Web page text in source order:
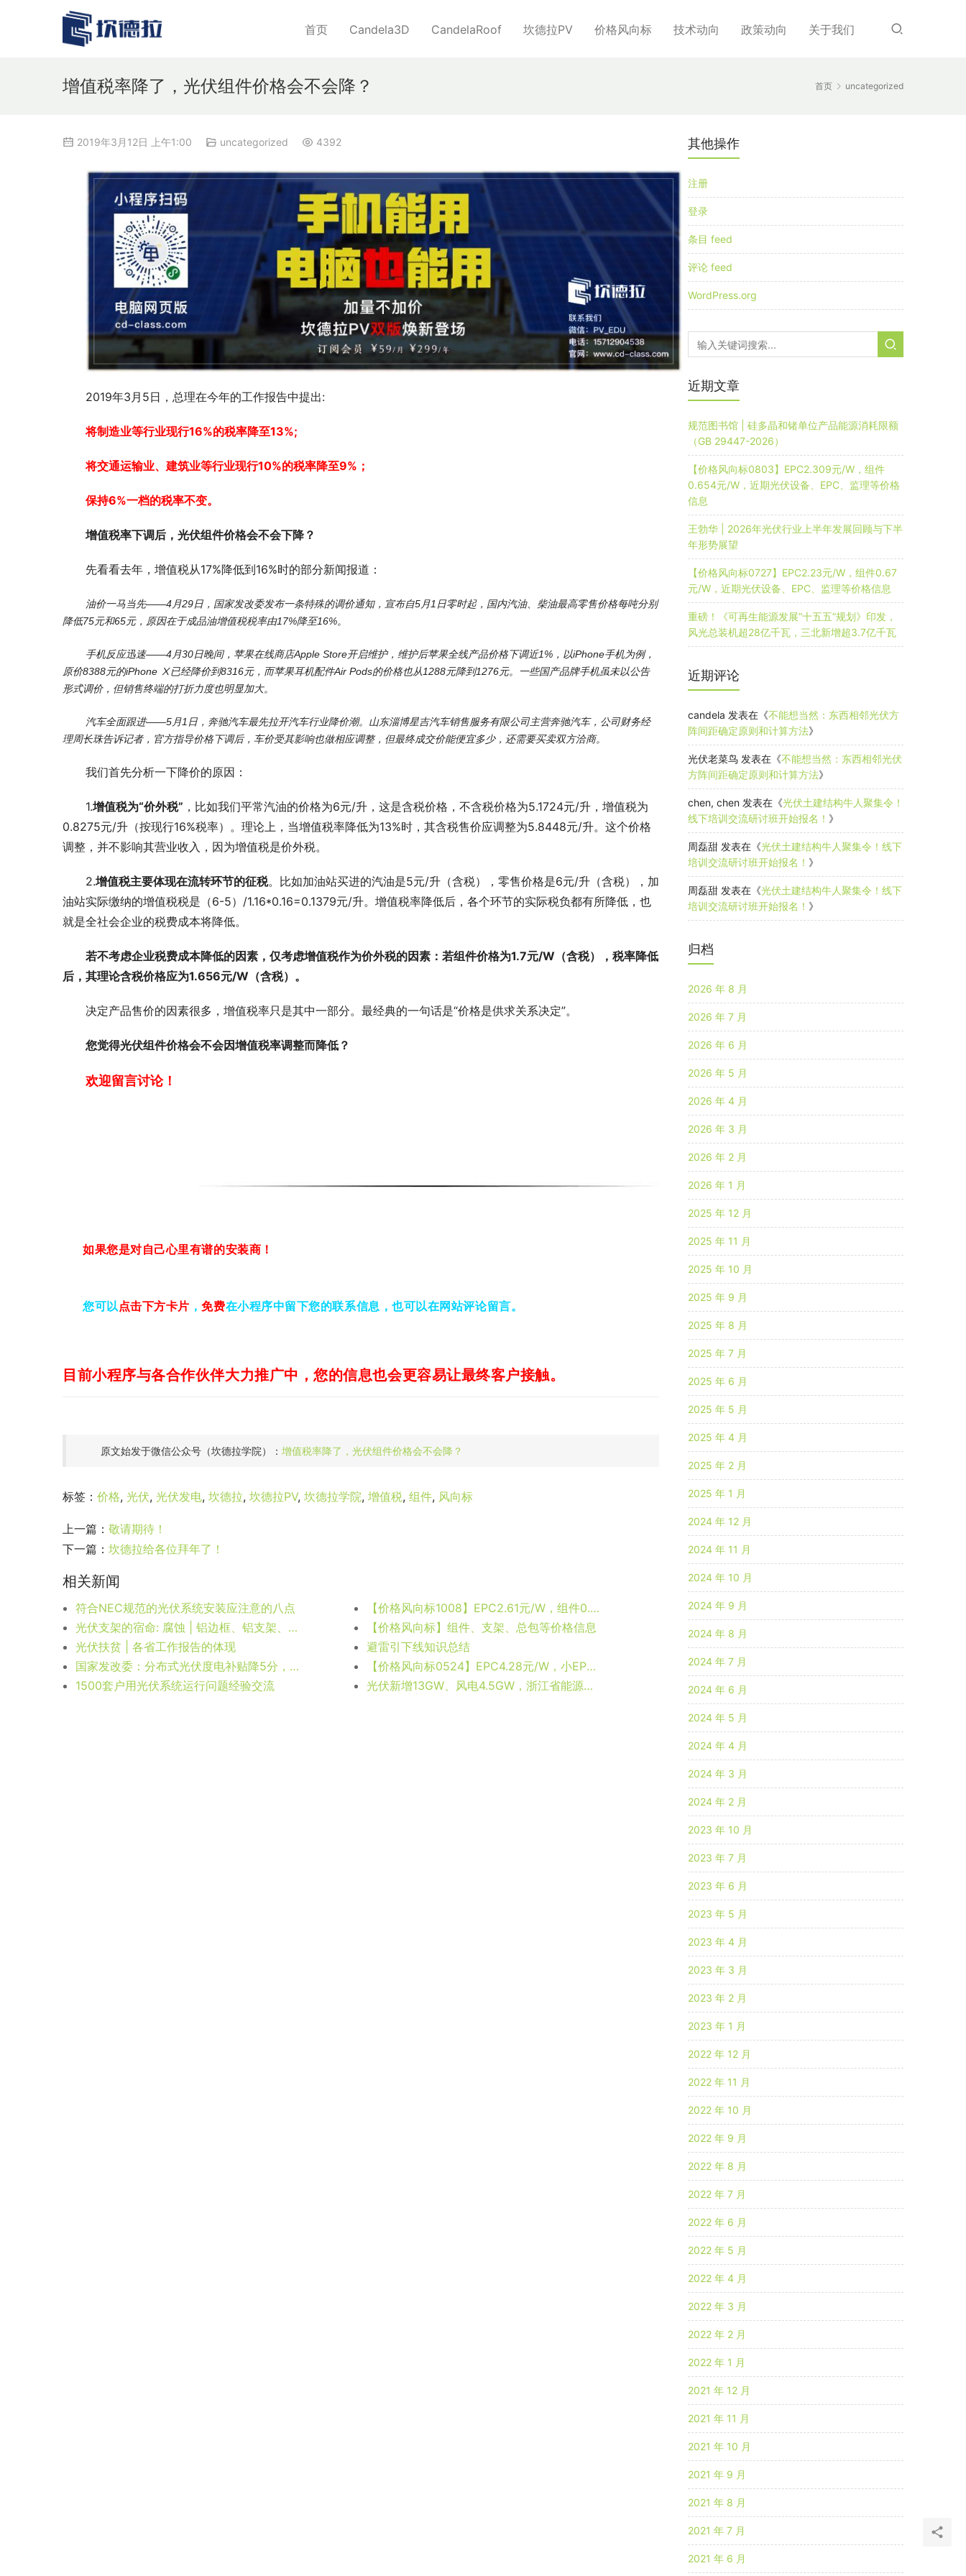
首页 Candela3D CandelaRoof 坎德拉PV 价格风向标 技术动向 政策动向 关于我们
首页 uncategorized
增值税率降了，光伏组件价格会不会降？
2019年3月12日 上午1:00 uncategorized 4392
2019年3月5日，总理在今年的工作报告中提出:
将制造业等行业现行16%的税率降至13%;
将交通运输业、建筑业等行业现行10%的税率降至9%；
保持6%一档的税率不变。
增值税率下调后，光伏组件价格会不会下降？
先看看去年，增值税从17%降低到16%时的部分新闻报道：
油价一马当先——4月29日，国家发改委发布一条特殊的调价通知，宣布自5月1日零时起，国内汽油、柴油最高零售价格每吨分别
降低75元和65元，原因在于成品油增值税税率由17%降至16%。
手机反应迅速——4月30日晚间，苹果在线商店Apple Store开启维护，维护后苹果全线产品价格下调近1%，以iPhone手机为例，
原价8388元的iPhone Ⅹ已经降价到8316元，而苹果耳机配件Air Pods的价格也从1288元降到1276元。一些国产品牌手机虽未以公告
形式调价，但销售终端的打折力度也明显加大。
汽车全面跟进——5月1日，奔驰汽车最先拉开汽车行业降价潮。山东淄博星吉汽车销售服务有限公司主营奔驰汽车，公司财务经
理周长珠告诉记者，官方指导价格下调后，车价受其影响也做相应调整，但最终成交价能便宜多少，还需要买卖双方洽商。
我们首先分析一下降价的原因：
1.增值税为“价外税” ，比如我们平常汽油的价格为6元/升，这是含税价格，不含税价格为5.1724元/升，增值税为
0.8275元/升（按现行16%税率）。理论上，当增值税率降低为13%时，其含税售价应调整为5.8448元/升。这个价格
调整，并不影响其营业收入，因为增值税是价外税。
2.增值税主要体现在流转环节的征税。比如加油站买进的汽油是5元/升（含税），零售价格是6元/升（含税），加
油站实际缴纳的增值税税是（6-5）/1.16*0.16=0.1379元/升。增值税率降低后，各个环节的实际税负都有所降低，也
就是全社会企业的税费成本将降低。
若不考虑企业税费成本降低的因素，仅考虑增值税作为价外税的因素：若组件价格为1.7元/W（含税），税率降低
后，其理论含税价格应为1.656元/W（含税）。
决定产品售价的因素很多，增值税率只是其中一部分。最经典的一句话是“价格是供求关系决定”。
您觉得光伏组件价格会不会因增值税率调整而降低？
欢迎留言讨论！
如果您是对自己心里有谱的安装商！
您可以 点击下方卡片 ，免费在小程序中留下您的联系信息，也可以在网站评论留言。
目前小程序与各合作伙伴大力推广中，您的信息也会更容易让最终客户接触。
原文始发于微信公众号（坎德拉学院）： 增值税率降了，光伏组件价格会不会降？
标签： 价格, 光伏, 光伏发电, 坎德拉, 坎德拉PV, 坎德拉学院, 增值税, 组件, 风向标
上一篇： 敬请期待！
下一篇： 坎德拉给各位拜年了！
相关新闻
符合NEC规范的光伏系统安装应注意的八点
【价格风向标1008】EPC2.61元/W，组件0.62元/W，近期光伏设备、EPC、监理等价格信息
光伏支架的宿命: 腐蚀 | 铝边框、铝支架、镀锌支架，他们与不锈钢之间的“接触腐蚀”
【价格风向标】组件、支架、总包等价格信息
光伏扶贫 | 各省工作报告的体现
避雷引下线知识总结
国家发改委：分布式光伏度电补贴降5分，全额上网补贴降1毛，扶贫电站不变！
【价格风向标0524】EPC4.28元/W，小EPC2.16元/W，近期光伏设备、运维、EPC等价格信息
1500套户用光伏系统运行问题经验交流
光伏新增13GW、风电4.5GW，浙江省能源发展“十四五”规划征求意见！
其他操作
注册
登录
条目 feed
评论 feed
WordPress.org
近期文章
规范图书馆 | 硅多晶和锗单位产品能源消耗限额
（GB 29447-2026）
【价格风向标0803】EPC2.309元/W，组件
0.654元/W，近期光伏设备、EPC、监理等价格
信息
王勃华 | 2026年光伏行业上半年发展回顾与下半
年形势展望
【价格风向标0727】EPC2.23元/W，组件0.67
元/W，近期光伏设备、EPC、监理等价格信息
重磅！《可再生能源发展“十五五”规划》印发，
风光总装机超28亿千瓦，三北新增超3.7亿千瓦
近期评论
candela 发表在《不能想当然：东西相邻光伏方
阵间距确定原则和计算方法》
光伏老菜鸟 发表在《不能想当然：东西相邻光伏
方阵间距确定原则和计算方法》
chen, chen 发表在《光伏土建结构牛人聚集令！
线下培训交流研讨班开始报名！ 》
周磊甜 发表在《光伏土建结构牛人聚集令！线下
培训交流研讨班开始报名！ 》
周磊甜 发表在《光伏土建结构牛人聚集令！线下
培训交流研讨班开始报名！ 》
归档
2026 年 8 月
2026 年 7 月
2026 年 6 月
2026 年 5 月
2026 年 4 月
2026 年 3 月
2026 年 2 月
2026 年 1 月
2025 年 12 月
2025 年 11 月
2025 年 10 月
2025 年 9 月
2025 年 8 月
2025 年 7 月
2025 年 6 月
2025 年 5 月
2025 年 4 月
2025 年 2 月
2025 年 1 月
2024 年 12 月
2024 年 11 月
2024 年 10 月
2024 年 9 月
2024 年 8 月
2024 年 7 月
2024 年 6 月
2024 年 5 月
2024 年 4 月
2024 年 3 月
2024 年 2 月
2023 年 10 月
2023 年 7 月
2023 年 6 月
2023 年 5 月
2023 年 4 月
2023 年 3 月
2023 年 2 月
2023 年 1 月
2022 年 12 月
2022 年 11 月
2022 年 10 月
2022 年 9 月
2022 年 8 月
2022 年 7 月
2022 年 6 月
2022 年 5 月
2022 年 4 月
2022 年 3 月
2022 年 2 月
2022 年 1 月
2021 年 12 月
2021 年 11 月
2021 年 10 月
2021 年 9 月
2021 年 8 月
2021 年 7 月
2021 年 6 月